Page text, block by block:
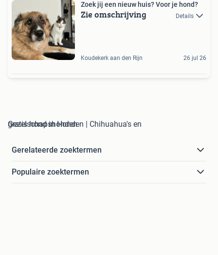
Zoek jij een nieuw huis? Voor je hond?
Zie omschrijving Details
Koudekerk aan den Rijn 26 jul 26
gratis hond in Honden | Chihuahua's en Gezelschapshonden
Gerelateerde zoektermen
Populaire zoektermen